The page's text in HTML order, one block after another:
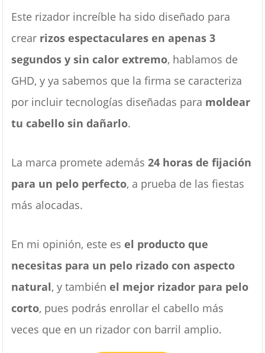
Este rizador increíble ha sido diseñado para
crear rizos espectaculares en apenas 3
segundos y sin calor extremo, hablamos de
GHD, y ya sabemos que la firma se caracteriza
por incluir tecnologías diseñadas para moldear
tu cabello sin dañarlo.
La marca promete además 24 horas de fijación
para un pelo perfecto, a prueba de las fiestas
más alocadas.
En mi opinión, este es el producto que
necesitas para un pelo rizado con aspecto
natural, y también el mejor rizador para pelo
corto, pues podrás enrollar el cabello más
veces que en un rizador con barril amplio.